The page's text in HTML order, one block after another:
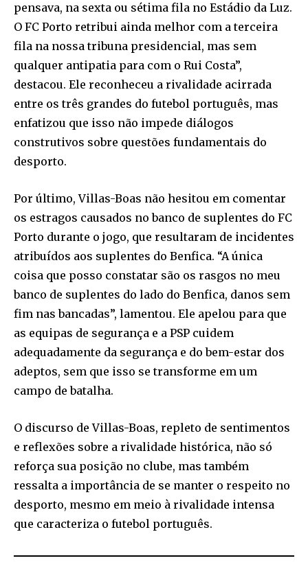
pensava, na sexta ou sétima fila no Estádio da Luz.
O FC Porto retribui ainda melhor com a terceira
fila na nossa tribuna presidencial, mas sem
qualquer antipatia para com o Rui Costa”,
destacou. Ele reconheceu a rivalidade acirrada
entre os três grandes do futebol português, mas
enfatizou que isso não impede diálogos
construtivos sobre questões fundamentais do
desporto.
Por último, Villas-Boas não hesitou em comentar
os estragos causados no banco de suplentes do FC
Porto durante o jogo, que resultaram de incidentes
atribuídos aos suplentes do Benfica. “A única
coisa que posso constatar são os rasgos no meu
banco de suplentes do lado do Benfica, danos sem
fim nas bancadas”, lamentou. Ele apelou para que
as equipas de segurança e a PSP cuidem
adequadamente da segurança e do bem-estar dos
adeptos, sem que isso se transforme em um
campo de batalha.
O discurso de Villas-Boas, repleto de sentimentos
e reflexões sobre a rivalidade histórica, não só
reforça sua posição no clube, mas também
ressalta a importância de se manter o respeito no
desporto, mesmo em meio à rivalidade intensa
que caracteriza o futebol português.